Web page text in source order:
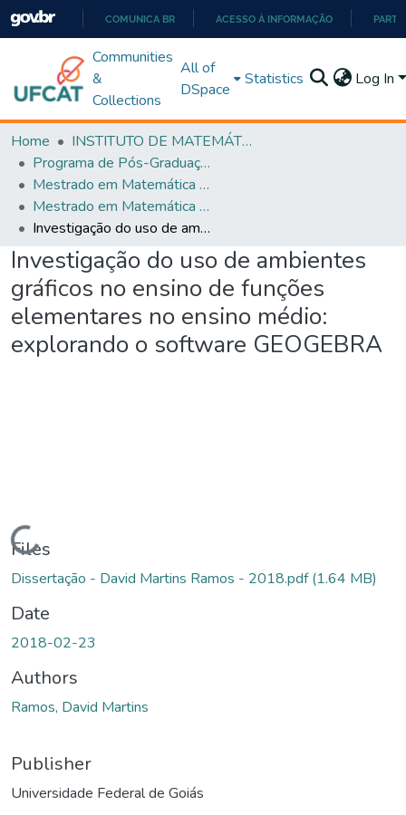
PARA
O
COMUNICA BR ACESSO À INFORMAÇÃO
Communities
&
Collections
All of
DSpace
Statistics Log In
Home
INSTITUTO DE MATEMÁTICA E TECNOLOGIA
Programa de Pós-Graduação em Matemática (PROFMAT)
Mestrado em Matemática em Rede Nacional - PROFMAT
Mestrado em Matemática em Rede Nacional - PROFMAT
Investigação do uso de ambientes gráficos no ensino de funções elementares no ensino médio: explorando o software GEOGEBRA
Investigação do uso de ambientes
gráficos no ensino de funções
elementares no ensino médio:
explorando o software GEOGEBRA
Loading...
Files
Dissertação - David Martins Ramos - 2018.pdf(1.64 MB)
Date
2018-02-23
Authors
Ramos, David Martins
Publisher
Universidade Federal de Goiás